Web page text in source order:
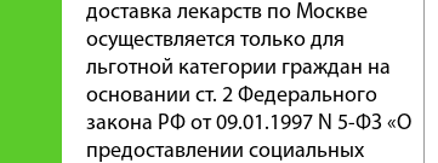
доставка лекарств по Москве
осуществляется только для
льготной категории граждан на
основании ст. 2 Федерального
закона РФ от 09.01.1997 N 5-ФЗ «О
предоставлении социальных